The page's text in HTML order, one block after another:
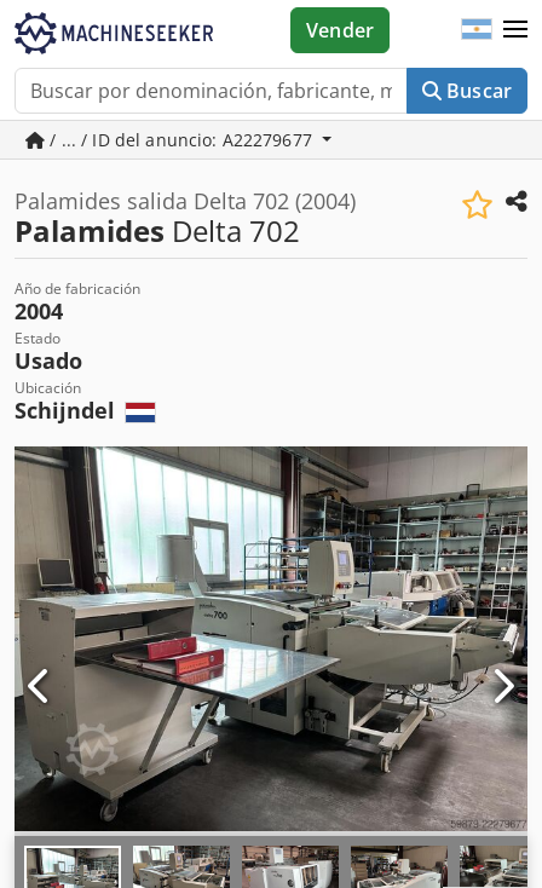
Buscar
Vender
/ ... / ID del anuncio: A22279677
Palamides salida Delta 702 (2004)
Palamides Delta 702
Año de fabricación
2004
Estado
Usado
Ubicación
Schijndel